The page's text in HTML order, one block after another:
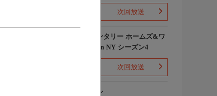
次回放送
エレメンタリー ホームズ&ワ
トソン in NY シーズン4
次回放送
下山メシ